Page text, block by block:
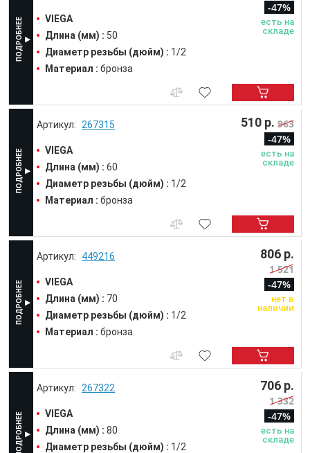
VIEGA
Длина (мм) : 50
Диаметр резьбы (дюйм) : 1/2
Материал : бронза
-47%
есть на
складе
267315
VIEGA
Длина (мм) : 60
Диаметр резьбы (дюйм) : 1/2
Материал : бронза
510 р. 963
-47%
есть на
складе
449216
VIEGA
Длина (мм) : 70
Диаметр резьбы (дюйм) : 1/2
Материал : бронза
806 р.
1 521
-47%
нет в
наличии
267322
VIEGA
Длина (мм) : 80
Диаметр резьбы (дюйм) : 1/2
706 р.
1 332
-47%
есть на
складе